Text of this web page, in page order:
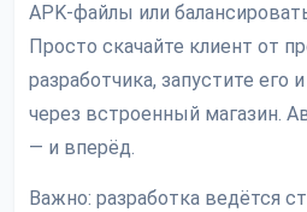
APK-файлы или
Просто скачайте клиент от
разработчика, запустите его
через встроенный магазин.
— и вперёд.
Важно: разработка ведётся